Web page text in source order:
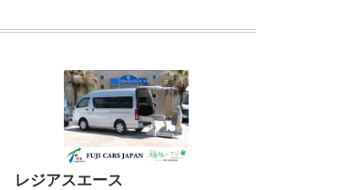
レジアスエース